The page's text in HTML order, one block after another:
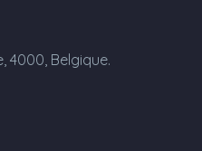
4000, Belgique.